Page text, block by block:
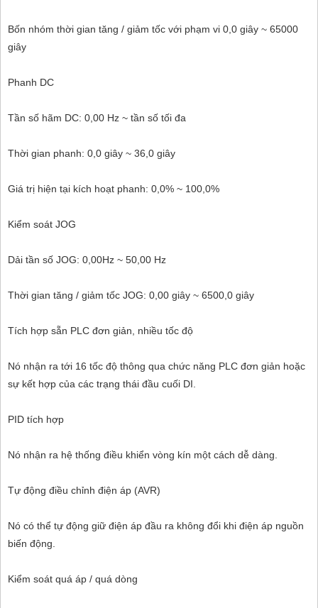
Bốn nhóm thời gian tăng / giảm tốc với phạm vi 0,0 giây ~ 65000
giây
Phanh DC
Tần số hãm DC: 0,00 Hz ~ tần số tối đa
Thời gian phanh: 0,0 giây ~ 36,0 giây
Giá trị hiện tại kích hoạt phanh: 0,0% ~ 100,0%
Kiểm soát JOG
Dải tần số JOG: 0,00Hz ~ 50,00 Hz
Thời gian tăng / giảm tốc JOG: 0,00 giây ~ 6500,0 giây
Tích hợp sẵn PLC đơn giản, nhiều tốc độ
Nó nhận ra tới 16 tốc độ thông qua chức năng PLC đơn giản hoặc
sự kết hợp của các trạng thái đầu cuối DI.
PID tích hợp
Nó nhận ra hệ thống điều khiển vòng kín một cách dễ dàng.
Tự động điều chỉnh điện áp (AVR)
Nó có thể tự động giữ điện áp đầu ra không đổi khi điện áp nguồn
biến động.
Kiểm soát quá áp / quá dòng